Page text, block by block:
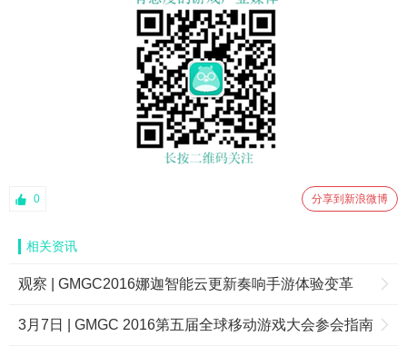
0 分享到新浪微博
相关资讯
观察 | GMGC2016娜迦智能云更新奏响手游体验变革
3月7日 | GMGC 2016第五届全球移动游戏大会参会指南